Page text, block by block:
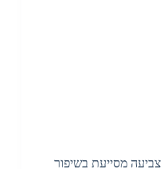
צביעה מסייעת בשיפור